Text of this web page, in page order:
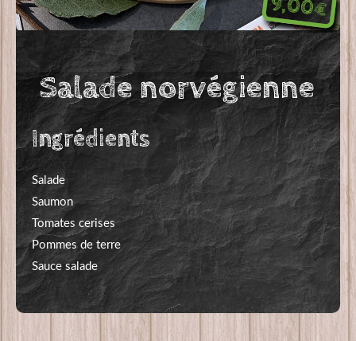
9,00€
Salade norvégienne
Ingrédients
Salade
Saumon
Tomates cerises
Pommes de terre
Sauce salade